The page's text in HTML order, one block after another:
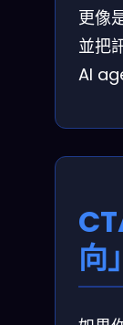
更像
並把
AI
向